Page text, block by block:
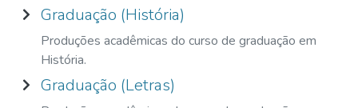
Graduação (História)
Produções acadêmicas do curso de graduação em
História.
Graduação (Letras)